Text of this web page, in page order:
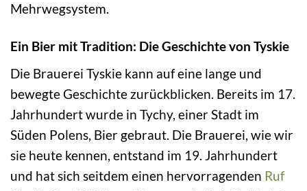
Mehrwegsystem.
Ein Bier mit Tradition: Die Geschichte von Tyskie
Die Brauerei Tyskie kann auf eine lange und
bewegte Geschichte zurückblicken. Bereits im 17.
Jahrhundert wurde in Tychy, einer Stadt im
Süden Polens, Bier gebraut. Die Brauerei, wie wir
sie heute kennen, entstand im 19. Jahrhundert
und hat sich seitdem einen hervorragenden Ruf